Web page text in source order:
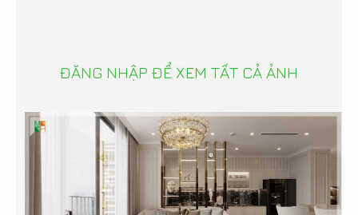
ĐĂNG NHẬP ĐỂ XEM TẤT CẢ ẢNH